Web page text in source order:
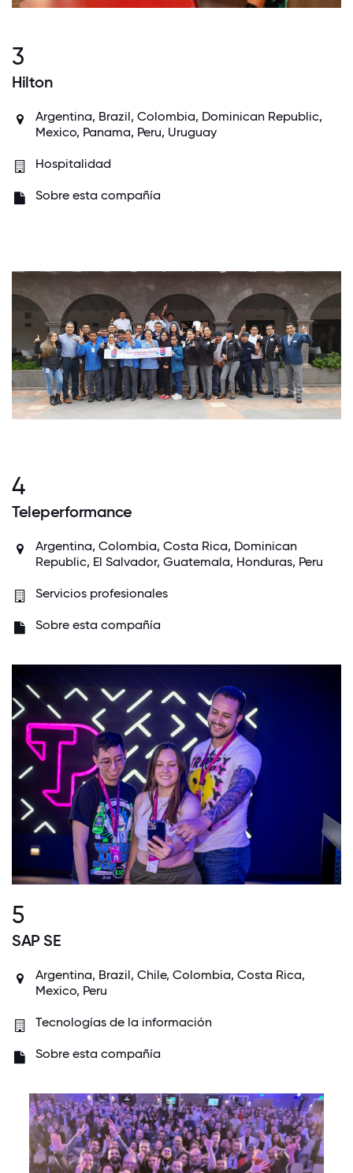
3
Hilton
Argentina, Brazil, Colombia, Dominican Republic,
Mexico, Panama, Peru, Uruguay
Hospitalidad
Sobre esta compañía
4
Teleperformance
Argentina, Colombia, Costa Rica, Dominican
Republic, El Salvador, Guatemala, Honduras, Peru
Servicios profesionales
Sobre esta compañía
5
SAP SE
Argentina, Brazil, Chile, Colombia, Costa Rica,
Mexico, Peru
Tecnologías de la información
Sobre esta compañía